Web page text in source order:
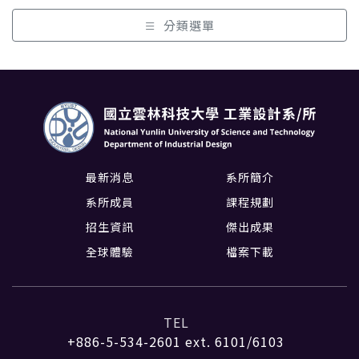
分類選單
最新消息
系所簡介
系所成員
課程規劃
招生資訊
傑出成果
全球體驗
檔案下載
TEL
+886-5-534-2601 ext. 6101/6103